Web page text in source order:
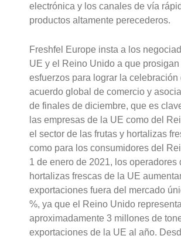
electrónica y los canales de vía
productos altamente perecederos.
Freshfel Europe insta a los
UE y el Reino Unido a que
esfuerzos para lograr la celebración
acuerdo global de comercio y
de finales de diciembre, que es
las empresas de la UE como del
el sector de las frutas y hortalizas
como para los consumidores del
1 de enero de 2021, los operadores
hortalizas frescas de la UE
exportaciones fuera del mercado
%, ya que el Reino Unido representa
aproximadamente 3 millones de
exportaciones de la UE al año.